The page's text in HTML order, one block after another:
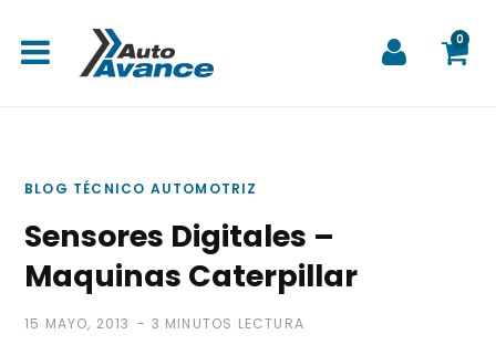
0
BLOG TÉCNICO AUTOMOTRIZ
Sensores Digitales –
Maquinas Caterpillar
15 MAYO, 2013 3 MINUTOS LECTURA